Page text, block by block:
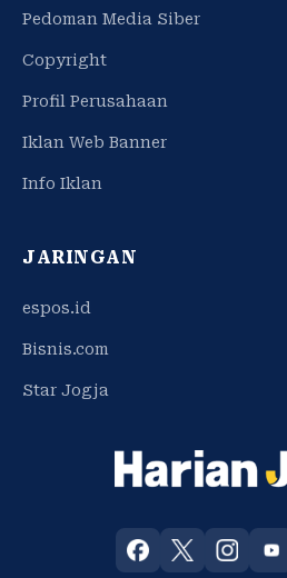
Pedoman Media Siber
Copyright
Profil Perusahaan
Iklan Web Banner
Info Iklan
JARINGAN
espos.id
Bisnis.com
Star Jogja